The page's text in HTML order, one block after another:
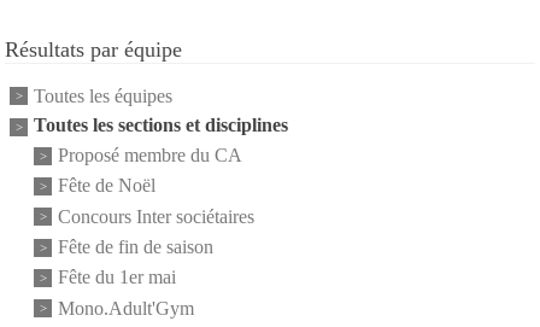
Résultats par équipe
Toutes les équipes
Toutes les sections et disciplines
Proposé membre du CA
Fête de Noël
Concours Inter sociétaires
Fête de fin de saison
Fête du 1er mai
Mono.Adult'Gym